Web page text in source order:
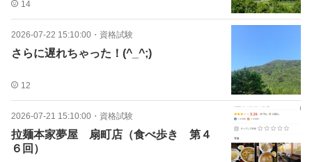
14
2026-07-22 15:10:00 ・ 資格試験
さらに遅れちゃった！(^_^;)
12
2026-07-21 15:10:00 ・ 資格試験
拉麺本家夢屋 扇町店（食べ歩き 第４
６回）